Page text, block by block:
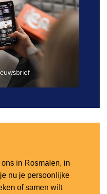
in Rosmalen, in
nu je persoonlijke
of samen wilt